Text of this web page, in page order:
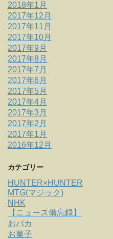
2018年1月
2017年12月
2017年11月
2017年10月
2017年9月
2017年8月
2017年7月
2017年6月
2017年5月
2017年4月
2017年3月
2017年2月
2017年1月
2016年12月
カテゴリー
HUNTER×HUNTER
MTG(マジック)
NHK
【ニュース備忘録】
おバカ
お菓子